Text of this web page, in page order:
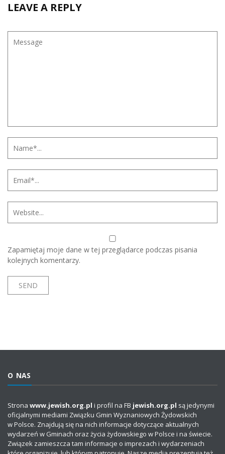
LEAVE A REPLY
Zapamiętaj moje dane w tej przeglądarce podczas pisania
kolejnych komentarzy.
O NAS
Strona www.jewish.org.pl i profil na FB jewish.org.pl są jedynymi
oficjalnymi mediami Związku Gmin Wyznaniowych Żydowskich
w Polsce. Znajdują się na nich informacje dotyczące aktualnych
wydarzeń w Gminach oraz życia żydowskiego w Polsce i na świecie.
Związek zamieszcza tam informacje o imprezach i wydarzeniach